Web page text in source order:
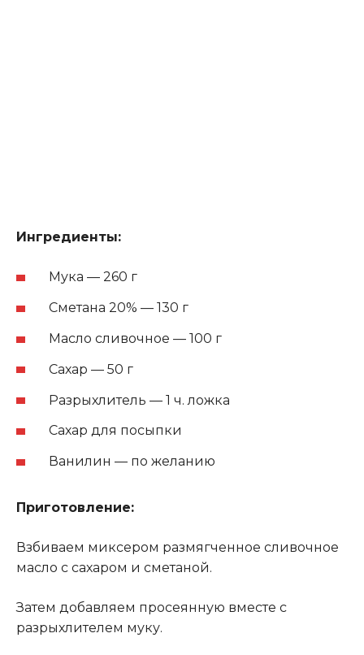
Ингредиенты:
Мука — 260 г
Сметана 20% — 130 г
Масло сливочное — 100 г
Сахар — 50 г
Разрыхлитель — 1 ч. ложка
Сахар для посыпки
Ванилин — по желанию
Приготовление:
Взбиваем миксером размягченное сливочное
масло с сахаром и сметаной.
Затем добавляем просеянную вместе с
разрыхлителем муку.